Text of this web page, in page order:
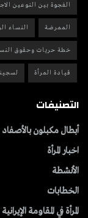
الفجوة بين النوعين
الممرضة النساء
خطة حريات وحقوق
قيادة المرأة
التصنيفات
أبطال مكبلون بالأصفاد
اخبار المرأة
الأنشطة
الخطابات
المرأة في المقاومة الإيرانية